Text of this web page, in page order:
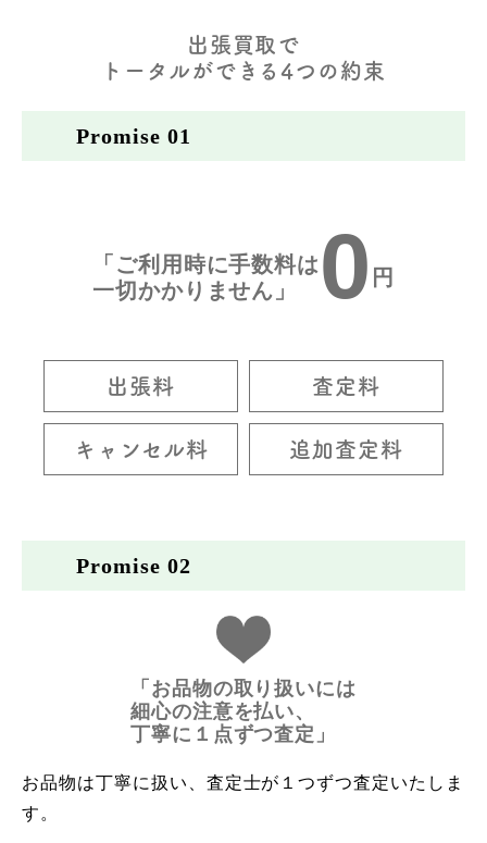
出張買取で
トータルができる4つの約束
Promise 01
「ご利用時に手数料は
一切かかりません」
0 円
出張料 査定料
キャンセル料 追加査定料
Promise 02
「お品物の取り扱いには
細心の注意を払い、
丁寧に１点ずつ査定」
お品物は丁寧に扱い、査定士が１つずつ査定いたしま
す。